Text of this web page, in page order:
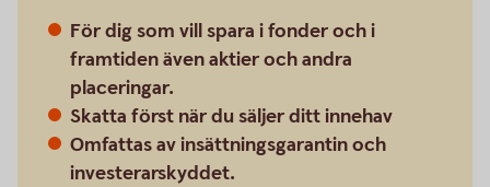
För dig som vill spara i fonder och i
framtiden även aktier och andra
placeringar.
Skatta först när du säljer ditt innehav
Omfattas av insättningsgarantin och
investerarskyddet.